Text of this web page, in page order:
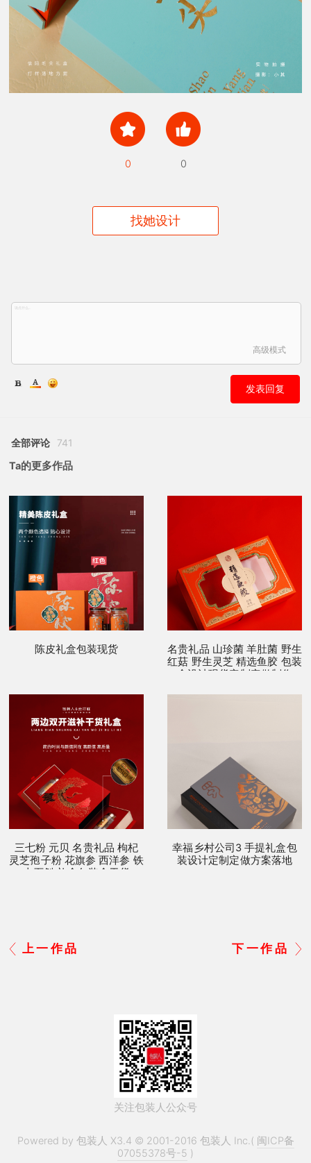
0 0
找她设计
高级模式
发表回复
全部评论 741
Ta的更多作品
陈皮礼盒包装现货
名贵礼品 山珍菌 羊肚菌 野生
红菇 野生灵芝 精选鱼胶 包装
盒设计现货定制定做制作
三七粉 元贝 名贵礼品 枸杞
灵芝孢子粉 花旗参 西洋参 铁
皮石斛 礼盒包装盒干货
幸福乡村公司3 手提礼盒包
装设计定制定做方案落地
上一作品 下一作品
关注包装人公众号
Powered by 包装人 X3.4 © 2001-2016 包装人 Inc.( 闽ICP备
07055378号-5 )